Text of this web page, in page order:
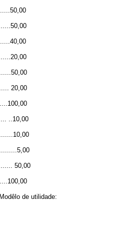
20,00
..10,00
50,00
Modêlo de utilidade: